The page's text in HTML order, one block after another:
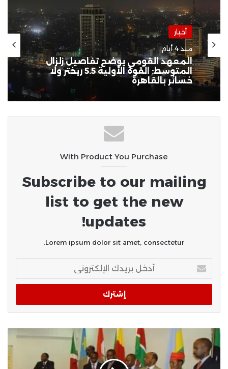
أخبار
منذ 4 أيام
المتوسط: القوة الأولية 5.5 ريختر ولا
أخبار
منذ أسبوعين
جيش الاحتلال يواصل الاعتداءات
بالضفة المحتلة ويرتكب مجزرة في
“تل” وحملات اعتقال واقتحامات
With Product You Purchase
Subscribe to our mailing
list to get the new
updates!
Lorem ipsum dolor sit amet, consectetur.
بريدك
الإلكتروني